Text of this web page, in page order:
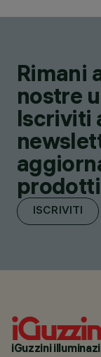
Rimani
nostre
Iscriviti
ISCRIVITI
iGuzzini